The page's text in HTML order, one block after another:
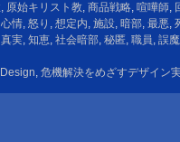
, 原始キリスト教, 商品戦略, 喧嘩師,
心情, 怒り , 想定内, 施設, 暗部, 最悪,
真実, 知恵, 社会暗部, 秘匿, 職員, 誤
, 危機解決をめざすデザイン